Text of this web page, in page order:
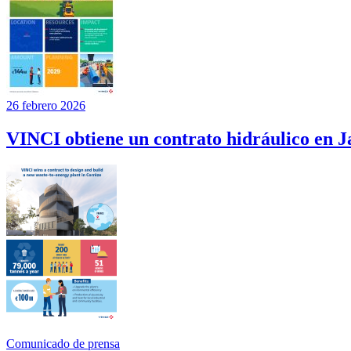
26 febrero 2026
VINCI obtiene un contrato hidráulico en
Comunicado de prensa